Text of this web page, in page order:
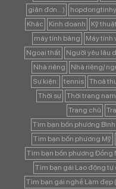
giản đơn...)
Khác
Kinh doanh Kỹ
máy tính bảng
Máy tính
Ngoại thất
Người yêu lâu
Nhà riêng
Nhà riêng/
Sự kiện:
tennis Thoả
Thời sự
Thời trang nam
Trang chủ
Tìm bạn bốn phương
Tìm bạn bốn phương Mỹ
Tìm bạn bốn phương Đồng
Tìm bạn gái Lao động tự
Tìm bạn gái nghề Làm đẹp